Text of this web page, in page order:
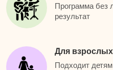
Программа без
результат
Для
Подходит